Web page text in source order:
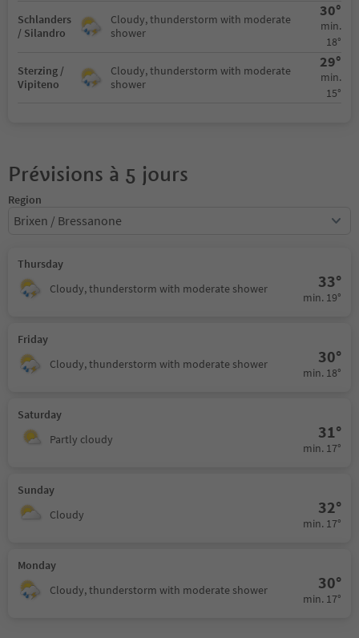
Schlanders
/ Silandro
Cloudy, thunderstorm with moderate
shower
30°
min.
18°
Sterzing /
Vipiteno
Cloudy, thunderstorm with moderate
shower
29°
min.
15°
Prévisions à 5 jours
Region
Brixen / Bressanone
Thursday
Cloudy, thunderstorm with moderate shower
33°
min. 19°
Friday
Cloudy, thunderstorm with moderate shower
30°
min. 18°
Saturday
Partly cloudy
31°
min. 17°
Sunday
Cloudy
32°
min. 17°
Monday
Cloudy, thunderstorm with moderate shower
30°
min. 17°